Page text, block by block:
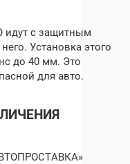
идут с защитным
Установка этого
до 40 мм. Это
для авто.